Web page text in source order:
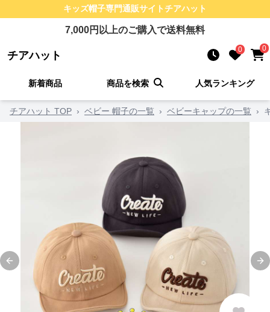
キッズ帽子専門通販サイトチアハット
7,000円以上のご購入で送料無料
チアハット 0 0
新着商品 商品を検索 人気ランキング
チアハット TOP › ベビー 帽子の一覧 › ベビーキャップの一覧 ›
Previous slide